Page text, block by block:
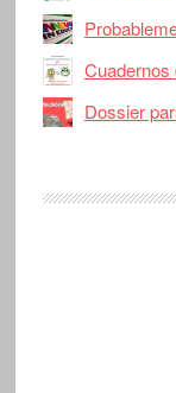
Cuadernos
Dossier